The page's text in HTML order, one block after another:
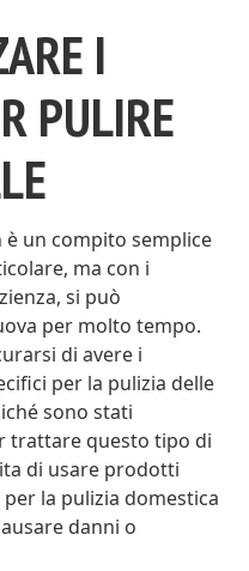
I
PULIRE
un compito semplice
ma con i
si può
per molto tempo.
di avere i
per la pulizia delle
sono stati
trattare questo tipo di
di usare prodotti
la pulizia domestica
danni o